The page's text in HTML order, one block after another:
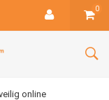
0
online